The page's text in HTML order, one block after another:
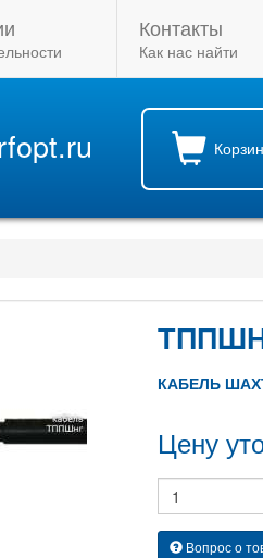
Контакты
Как нас найти
КАБЕЛЬ
Цену
Вопрос о